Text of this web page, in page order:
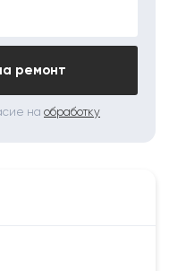
ремонт
на обработку